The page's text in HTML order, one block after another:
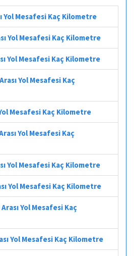
Yol Mesafesi Kaç Kilometre
Yol Mesafesi Kaç Kilometre
Yol Mesafesi Kaç Kilometre
Yol Mesafesi Kaç
Mesafesi Kaç Kilometre
Yol Mesafesi Kaç
Yol Mesafesi Kaç Kilometre
Yol Mesafesi Kaç Kilometre
Yol Mesafesi Kaç
Yol Mesafesi Kaç Kilometre